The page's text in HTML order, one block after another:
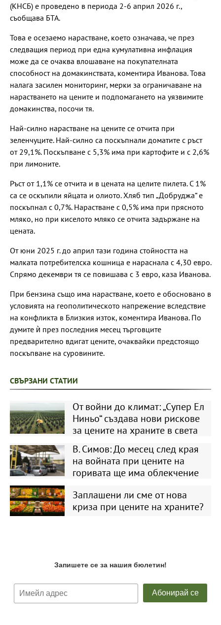
(КНСБ) е проведено в периода 2-6 април 2026 г.,
съобщава БТА.
Това е осезаемо нарастване, което означава, че през
следващия период при една кумулативна инфлация
може да се очаква влошаване на покупателната
способност на домакинствата, коментира Иванова. Това
налага засилен мониторинг, мерки за ограничаване на
нарастването на цените и подпомагането на уязвимите
домакинства, посочи тя.
Най-силно нарастване на цените се отчита при
зеленчуците. Най-силно са поскъпнали доматите с ръст
от 29,1%. Поскъпване с 5,3% има при картофите и с 2,6%
при лимоните.
Ръст от 1,1% се отчита и в цената на целите пилета. С 1%
са се оскъпили яйцата и олиото. Хляб тип „Добруджа“ е
поскъпнал с 0,7%. Нарастване с 0,5% има при прясното
мляко, но при киселото мляко се отчита задържане на
цената.
От юни 2025 г. до април тази година стойността на
малката потребителска кошница е нараснала с 4,30 евро.
Спрямо декември тя се повишава с 3 евро, каза Иванова.
При бензина също има нарастване, което е обосновано в
условията на геополитическото напрежение вследствие
на конфликта в Близкия изток, коментира Иванова. По
думите ѝ през последния месец търговците
предварително вдигат цените, очаквайки предстоящо
поскъпване на суровините.
СВЪРЗАНИ СТАТИИ
От войни до климат: „Супер Ел
Ниньо“ създава нови рискове
за цените на храните в света
В. Симов: До месец след края
на войната при цените на
горивата ще има облекчение
Заплашени ли сме от нова
криза при цените на храните?